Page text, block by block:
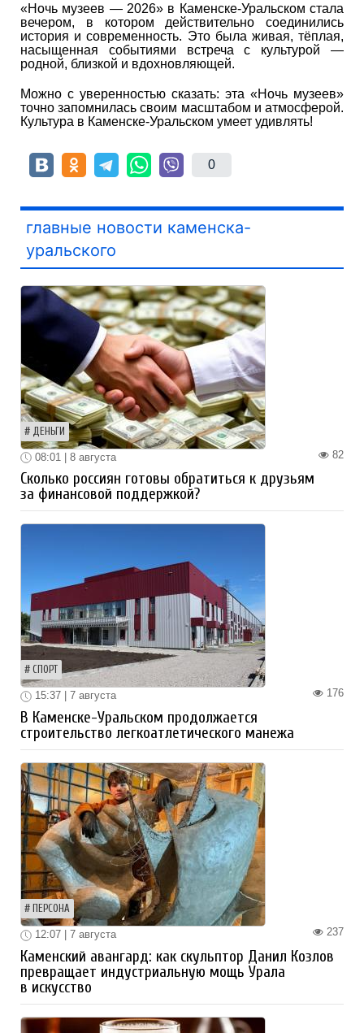
«Ночь музеев — 2026» в Каменске-Уральском стала
вечером, в котором действительно соединились
история и современность. Это была живая, тёплая,
насыщенная событиями встреча с культурой —
родной, близкой и вдохновляющей.
Можно с уверенностью сказать: эта «Ночь музеев»
точно запомнилась своим масштабом и атмосферой.
Культура в Каменске-Уральском умеет удивлять!
0
главные новости каменска-
уральского
ДЕНЬГИ
82
08:01 | 8 августа
Сколько россиян готовы обратиться к друзьям
за финансовой поддержкой?
СПОРТ
176
15:37 | 7 августа
В Каменске-Уральском продолжается
строительство легкоатлетического манежа
ПЕРСОНА
237
12:07 | 7 августа
Каменский авангард: как скульптор Данил Козлов
превращает индустриальную мощь Урала
в искусство